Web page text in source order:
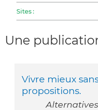
Sites :
Une
Vivre mieux
propositions.